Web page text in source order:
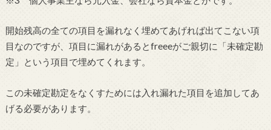
開始残高の全ての項目を漏れなく埋めてあげれば出てこない項
目なのですが、項目に漏れがあるとfreeeがご親切に「未確定勘
定」という項目で埋めてくれます。
この未確定勘定をなくすためには入れ漏れた項目を追加してあ
げる必要があります。